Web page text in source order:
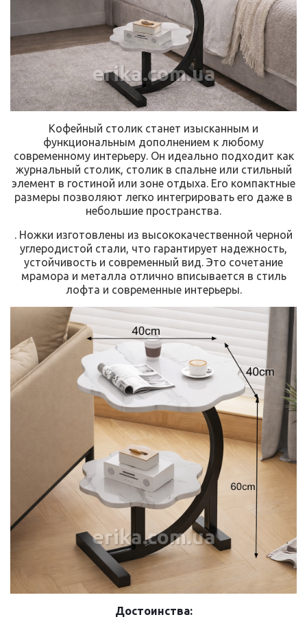
erika.com.ua
Кофейный столик станет изысканным и
функциональным дополнением к любому
современному интерьеру. Он идеально подходит как
журнальный столик, столик в спальне или стильный
элемент в гостиной или зоне отдыха. Его компактные
размеры позволяют легко интегрировать его даже в
небольшие пространства.
. Ножки изготовлены из высококачественной черной
углеродистой стали, что гарантирует надежность,
устойчивость и современный вид. Это сочетание
мрамора и металла отлично вписывается в стиль
лофта и современные интерьеры.
erika.com.ua
Достоинства: